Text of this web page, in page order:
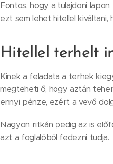
Fontos, hogy a tulajdoni
ezt sem lehet hitellel kiváltani,
Hitellel terhelt
Kinek a feladata a terhek
megteheti ő, hogy aztán
ennyi pénze, ezért a vevő
Nagyon ritkán pedig az is
azt a foglalóból fedezni tudja.